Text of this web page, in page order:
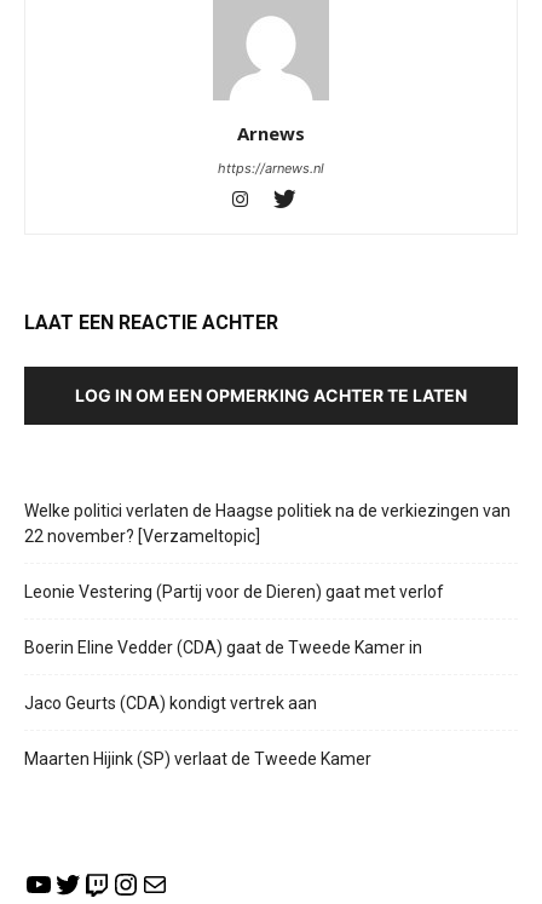
Arnews
https://arnews.nl
LAAT EEN REACTIE ACHTER
LOG IN OM EEN OPMERKING ACHTER TE LATEN
Welke politici verlaten de Haagse politiek na de verkiezingen van
22 november? [Verzameltopic]
Leonie Vestering (Partij voor de Dieren) gaat met verlof
Boerin Eline Vedder (CDA) gaat de Tweede Kamer in
Jaco Geurts (CDA) kondigt vertrek aan
Maarten Hijink (SP) verlaat de Tweede Kamer
YouTube
Twitter
Twitch
Instagram
E-mail